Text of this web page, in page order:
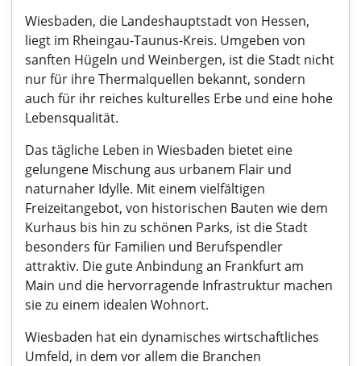
Wiesbaden, die Landeshauptstadt von Hessen,
liegt im Rheingau-Taunus-Kreis. Umgeben von
sanften Hügeln und Weinbergen, ist die Stadt nicht
nur für ihre Thermalquellen bekannt, sondern
auch für ihr reiches kulturelles Erbe und eine hohe
Lebensqualität.
Das tägliche Leben in Wiesbaden bietet eine
gelungene Mischung aus urbanem Flair und
naturnaher Idylle. Mit einem vielfältigen
Freizeitangebot, von historischen Bauten wie dem
Kurhaus bis hin zu schönen Parks, ist die Stadt
besonders für Familien und Berufspendler
attraktiv. Die gute Anbindung an Frankfurt am
Main und die hervorragende Infrastruktur machen
sie zu einem idealen Wohnort.
Wiesbaden hat ein dynamisches wirtschaftliches
Umfeld, in dem vor allem die Branchen